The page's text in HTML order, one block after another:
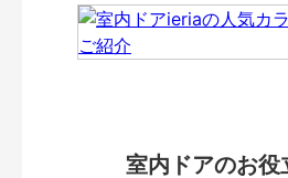
室内ドアのお役